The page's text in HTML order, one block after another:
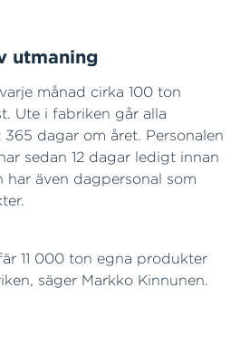
utmaning
månad cirka 100 ton
Ute i fabriken går alla
dagar om året. Personalen
sedan 12 dagar ledigt innan
har även dagpersonal som
11 000 ton egna produkter
säger Markko Kinnunen.